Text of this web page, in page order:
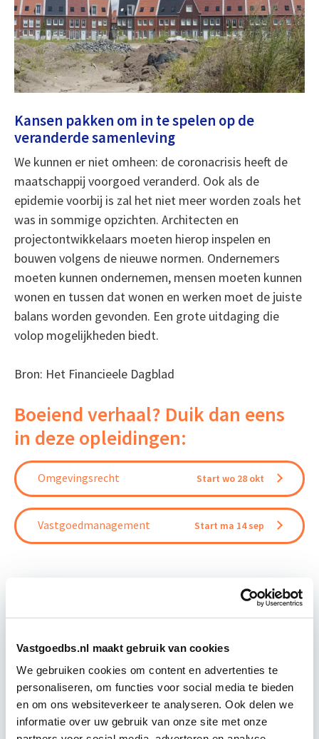
Vastgoedbs.nl maakt gebruik van cookies
We gebruiken cookies om content en advertenties te
personaliseren, om functies voor social media te bieden
en om ons websiteverkeer te analyseren. Ook delen we
informatie over uw gebruik van onze site met onze
Kansen pakken om in te spelen op de
veranderde samenleving
We kunnen er niet omheen: de coronacrisis heeft de
maatschappij voorgoed veranderd. Ook als de
epidemie voorbij is zal het niet meer worden zoals het
was in sommige opzichten. Architecten en
projectontwikkelaars moeten hierop inspelen en
bouwen volgens de nieuwe normen. Ondernemers
moeten kunnen ondernemen, mensen moeten kunnen
wonen en tussen dat wonen en werken moet de juiste
balans worden gevonden. Een grote uitdaging die
volop mogelijkheden biedt.
Bron: Het Financieele Dagblad
Boeiend verhaal? Duik dan eens
in deze opleidingen:
Omgevingsrecht Start wo 28 okt
Vastgoedmanagement Start ma 14 sep
Relevant bij dit artikel
Projectontwikkeling
Tijdens deze opleiding leer je om integraal
vastgoedprojecten te realiseren en/of te
verbeteren. De belangrijkste trends in vastgoed